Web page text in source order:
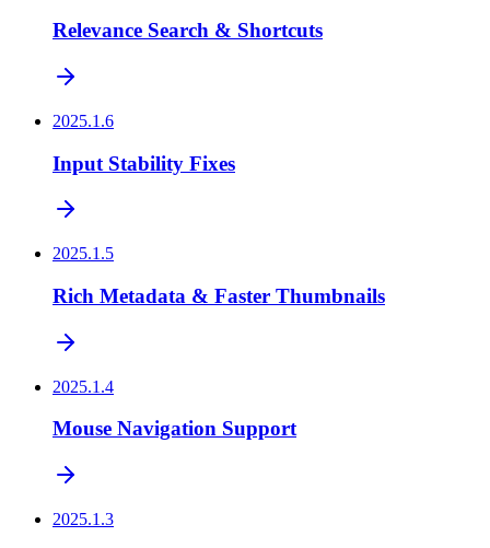
Relevance Search & Shortcuts
2025.1.6
Input Stability Fixes
2025.1.5
Rich Metadata & Faster Thumbnails
2025.1.4
Mouse Navigation Support
2025.1.3